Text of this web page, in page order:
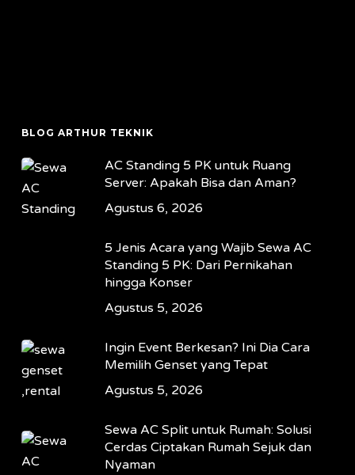
BLOG ARTHUR TEKNIK
AC Standing 5 PK untuk Ruang
Server: Apakah Bisa dan Aman?
Agustus 6, 2026
5 Jenis Acara yang Wajib Sewa AC
Standing 5 PK: Dari Pernikahan
hingga Konser
Agustus 5, 2026
Ingin Event Berkesan? Ini Dia Cara
Memilih Genset yang Tepat
Agustus 5, 2026
Sewa AC Split untuk Rumah: Solusi
Cerdas Ciptakan Rumah Sejuk dan
Nyaman